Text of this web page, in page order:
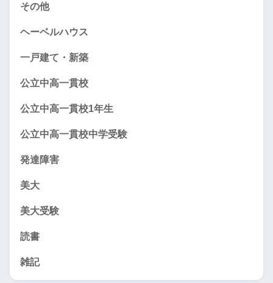
その他
ヘーベルハウス
一戸建て・新築
公立中高一貫校
公立中高一貫校1年生
公立中高一貫校中学受験
発達障害
美大
美大受験
読書
雑記